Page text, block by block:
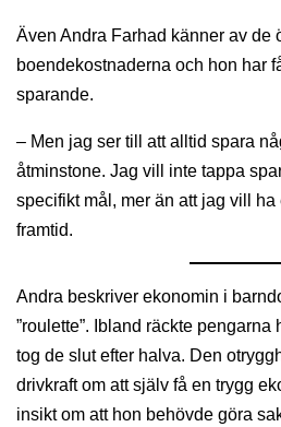
Även Andra Farhad känner av de
boendekostnaderna och hon har
sparande.
– Men jag ser till att alltid spara
åtminstone. Jag vill inte tappa
specifikt mål, mer än att jag vill
framtid.
Andra beskriver ekonomin i
”roulette”. Ibland räckte
tog de slut efter halva. Den
drivkraft om att själv få en trygg
insikt om att hon behövde göra